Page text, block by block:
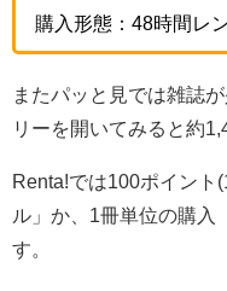
購入形態：48時間レ
またパッと見では雑誌
リーを開いてみると約
Renta!では100ポイント
ル」か、1冊単位の購入
す。